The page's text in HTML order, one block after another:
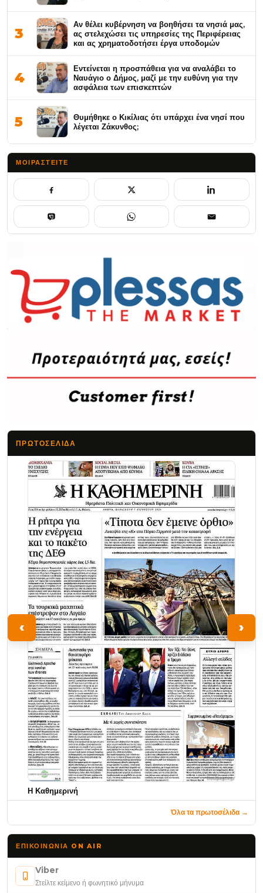
3
Αν θέλει κυβέρνηση να βοηθήσει τα νησιά μας,
ας στελεχώσει τις υπηρεσίες της Περιφέρειας
και ας χρηματοδοτήσει έργα υποδομών
4
Εντείνεται η προσπάθεια για να αναλάβει το
Ναυάγιο ο Δήμος, μαζί με την ευθύνη για την
ασφάλεια των επισκεπτών
5
Θυμήθηκε ο Κικίλιας ότι υπάρχει ένα νησί που
λέγεται Ζάκυνθος;
ΜΟΙΡΑΣΤΕΊΤΕ
ΠΡΩΤΟΣΈΛΙΔΑ
‹
Η Καθημερινή
›
Όλα τα πρωτοσέλιδα →
ΕΠΙΚΟΙΝΩΝΊΑ ON AIR
Viber
Στείλτε κείμενο ή φωνητικό μήνυμα